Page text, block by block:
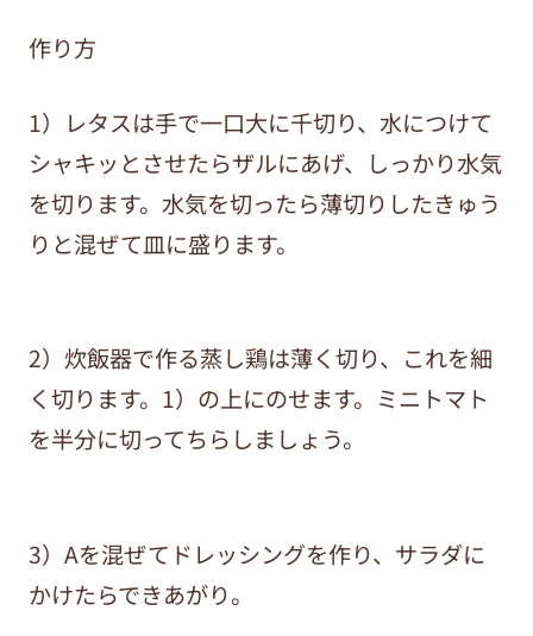
作り方
1）レタスは手で一口大に千切り、水につけて
シャキッとさせたらザルにあげ、しっかり水気
を切ります。水気を切ったら薄切りしたきゅう
りと混ぜて皿に盛ります。
2）炊飯器で作る蒸し鶏は薄く切り、これを細
く切ります。1）の上にのせます。ミニトマト
を半分に切ってちらしましょう。
3）Aを混ぜてドレッシングを作り、サラダに
かけたらできあがり。